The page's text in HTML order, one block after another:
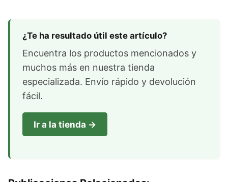
¿Te ha resultado útil este artículo?
Encuentra los productos mencionados y
muchos más en nuestra tienda
especializada. Envío rápido y devolución
fácil.
Ir a la tienda →